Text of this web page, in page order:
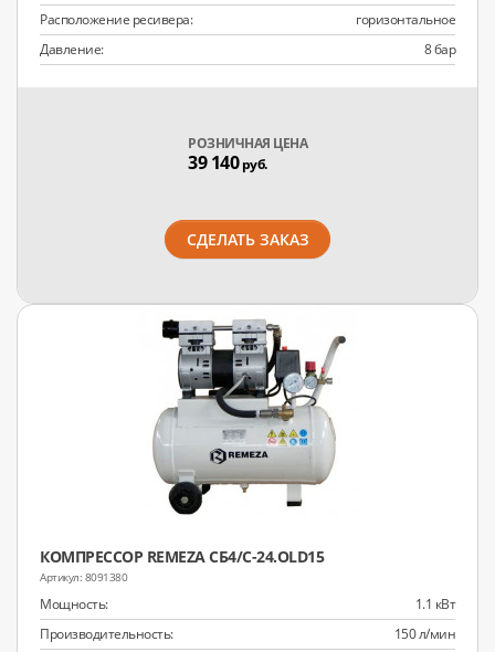
Расположение ресивера:
горизонтальное
Давление:
8 бар
РОЗНИЧНАЯ ЦЕНА
39 140руб.
СДЕЛАТЬ ЗАКАЗ
КОМПРЕССОР REMEZA СБ4/С-24.OLD15
8091380
Мощность:
1.1 кВт
Производительность:
150 л/мин